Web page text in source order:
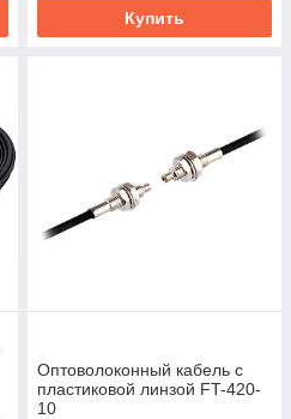
Купить
Оптоволоконный кабель с
пластиковой линзой FT-420-
10